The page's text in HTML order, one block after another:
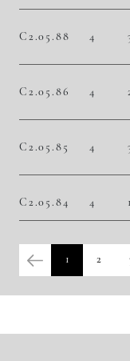
C2.05.88 4
C2.05.86 4
C2.05.85 4
C2.05.84 4 1
1 2